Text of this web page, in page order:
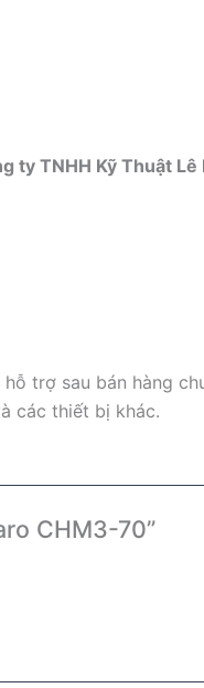
ty TNHH Kỹ Thuật Lê
trợ sau bán hàng
các thiết bị khác.
CHM3-70”